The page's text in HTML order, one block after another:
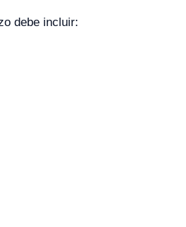
debe incluir: